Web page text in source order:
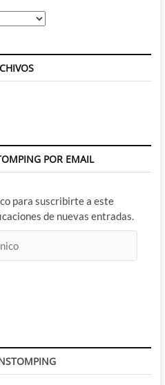
POR EMAIL
para suscribirte a este
de nuevas entradas.